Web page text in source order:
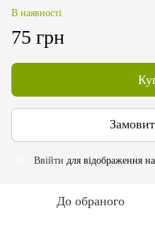
В наявності
75 грн
Ввійти для відображення
До обраного